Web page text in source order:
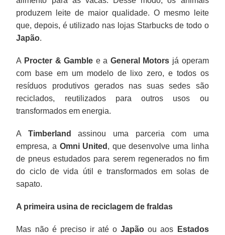
produzem leite de maior qualidade. O mesmo leite
que, depois, é utilizado nas lojas Starbucks de todo o
Japão.
A Procter & Gamble e a General Motors já operam
com base em um modelo de lixo zero, e todos os
resíduos produtivos gerados nas suas sedes são
reciclados, reutilizados para outros usos ou
transformados em energia.
A Timberland
assinou uma parceria com uma
empresa, a Omni United , que desenvolve uma linha
de pneus estudados para serem regenerados no fim
do ciclo de vida útil e transformados em solas de
sapato.
A primeira usina de reciclagem de fraldas
Mas não é preciso ir até oJapão ou aos
Estados